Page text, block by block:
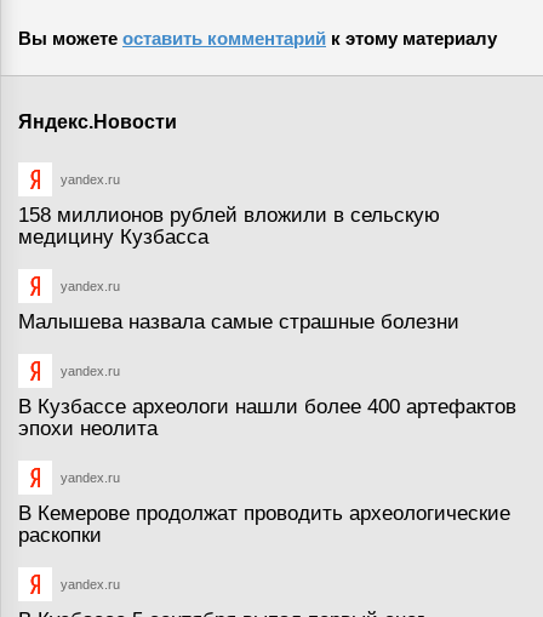
Вы можете оставить комментарий к этому материалу
Яндекс.Новости
yandex.ru
158 миллионов рублей вложили в сельскую
медицину Кузбасса
yandex.ru
Малышева назвала самые страшные болезни
yandex.ru
В Кузбассе археологи нашли более 400 артефактов
эпохи неолита
yandex.ru
В Кемерове продолжат проводить археологические
раскопки
yandex.ru